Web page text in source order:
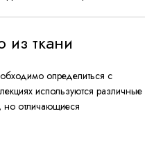
ткани
определиться с
используются различные
отличающиеся